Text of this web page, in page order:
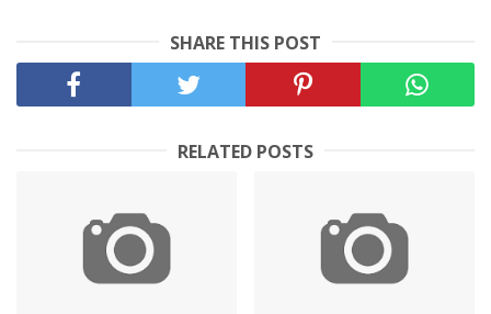
SHARE THIS POST
RELATED POSTS